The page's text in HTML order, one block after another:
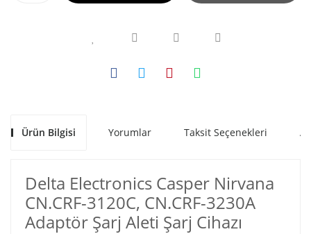
Ürün Bilgisi Yorumlar Taksit Seçenekleri
Delta Electronics Casper Nirvana
CN.CRF-3120C, CN.CRF-3230A
Adaptör Şarj Aleti Şarj Cihazı